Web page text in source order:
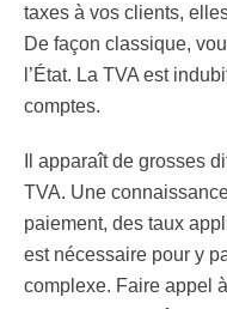
taxes à vos clients,
De façon classique,
l’État. La TVA est
comptes.
Il apparaît de grosses
TVA. Une
paiement, des taux
est nécessaire pour y
complexe. Faire appel